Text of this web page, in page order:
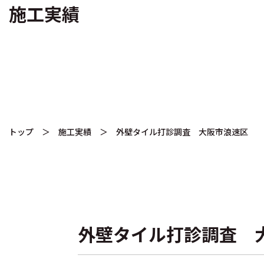
施工実績
トップ ＞ 施工実績 ＞ 外壁タイル打診調査 大阪市浪速区
外壁タイル打診調査